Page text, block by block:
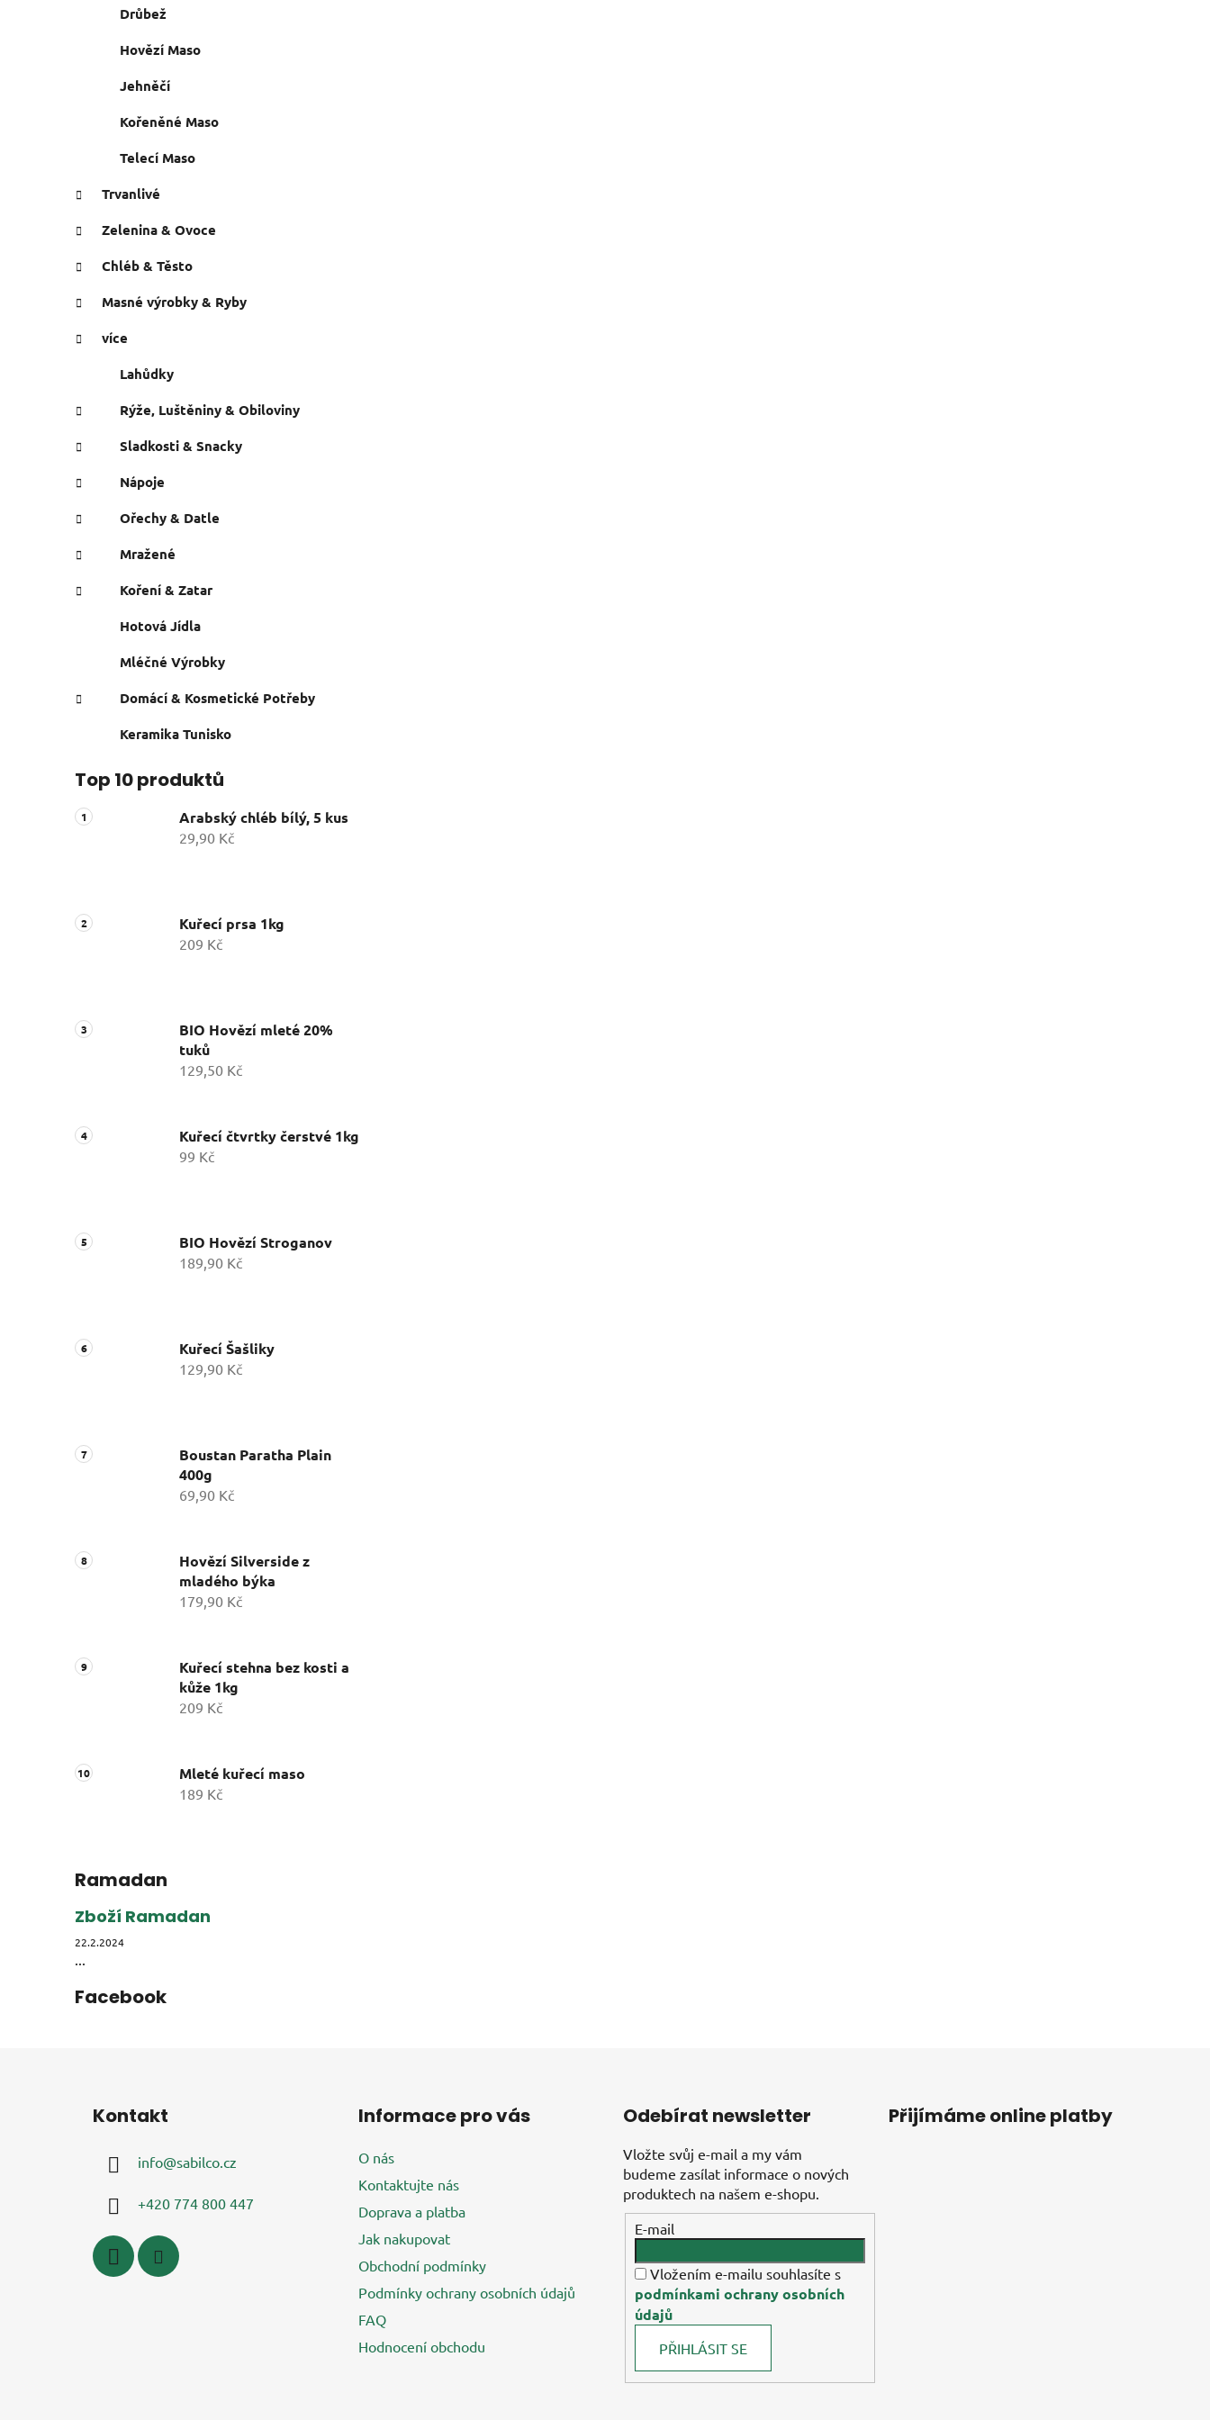
Drůbež
Hovězí Maso
Jehněčí
Kořeněné Maso
Telecí Maso
Trvanlivé
Zelenina & Ovoce
Chléb & Těsto
Masné výrobky & Ryby
více
Lahůdky
Rýže, Luštěniny & Obiloviny
Sladkosti & Snacky
Nápoje
Ořechy & Datle
Mražené
Koření & Zatar
Hotová Jídla
Mléčné Výrobky
Domácí & Kosmetické Potřeby
Keramika Tunisko
Top 10 produktů
Arabský chléb bílý, 5 kus
29,90 Kč
Kuřecí prsa 1kg
209 Kč
BIO Hovězí mleté 20%
tuků
129,50 Kč
Kuřecí čtvrtky čerstvé 1kg
99 Kč
BIO Hovězí Stroganov
189,90 Kč
Kuřecí Šašliky
129,90 Kč
Boustan Paratha Plain
400g
69,90 Kč
Hovězí Silverside z
mladého býka
179,90 Kč
Kuřecí stehna bez kosti a
kůže 1kg
209 Kč
Mleté kuřecí maso
189 Kč
Ramadan
Zboží Ramadan
22.2.2024
Facebook
Kontakt
info@sabilco.cz
+420 774 800 447
Informace pro vás
O nás
Kontaktujte nás
Doprava a platba
Jak nakupovat
Obchodní podmínky
Podmínky ochrany osobních údajů
FAQ
Hodnocení obchodu
Odebírat newsletter
Vložte svůj e-mail a my vám
budeme zasílat informace o nových
produktech na našem e-shopu.
E-mail
Vložením e-mailu souhlasíte s
podmínkami ochrany osobních
údajů
PŘIHLÁSIT SE
Přijímáme online platby